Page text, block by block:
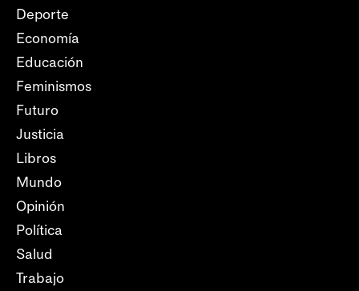
Deporte
Economía
Educación
Feminismos
Futuro
Justicia
Libros
Mundo
Opinión
Política
Salud
Trabajo